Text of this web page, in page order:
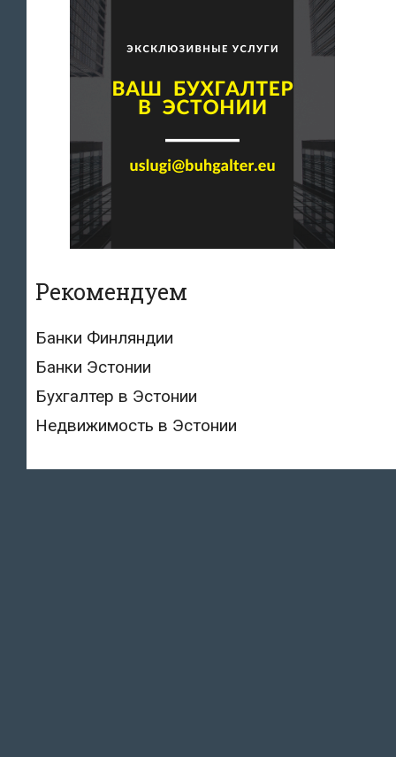
Рекомендуем
Банки Финляндии
Банки Эстонии
Бухгалтер в Эстонии
Недвижимость в Эстонии